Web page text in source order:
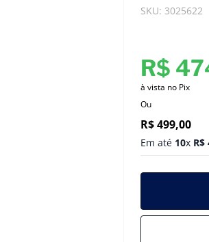
SKU: 3025622
R$
à vista no Pix
Ou
R$ 499,00
Em até 10x R$